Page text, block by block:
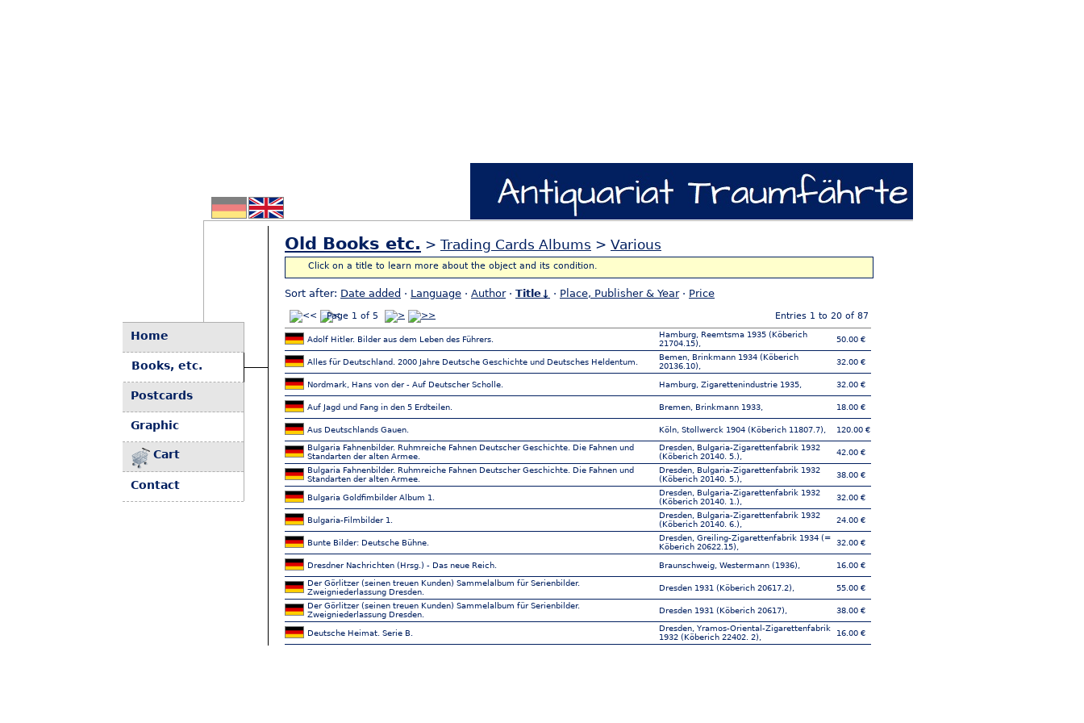
Home
Books, etc.
Postcards
Graphic
Cart
Contact
Old Books etc. > Trading Cards Albums > Various
Click on a title to learn more about the object and its condition.
Sort after: Date added · Language · Author· Title↓ · Place, Publisher & Year· Price
Page 1 of 5 Entries 1 to 20 of 87
Adolf Hitler. Bilder aus dem Leben des Führers.
Hamburg, Reemtsma 1935 (Köberich
21704.15),
50.00 €
Alles für Deutschland. 2000 Jahre Deutsche Geschichte und Deutsches Heldentum.
Bemen, Brinkmann 1934 (Köberich
20136.10),
32.00 €
Nordmark, Hans von der - Auf Deutscher Scholle. Hamburg, Zigarettenindustrie 1935, 32.00 €
Auf Jagd und Fang in den 5 Erdteilen. Bremen, Brinkmann 1933, 18.00 €
Aus Deutschlands Gauen. Köln, Stollwerck 1904 (Köberich 11807.7),
120.00 €
Bulgaria Fahnenbilder. Ruhmreiche Fahnen Deutscher Geschichte. Die Fahnen und
Standarten der alten Armee.
Dresden, Bulgaria-Zigarettenfabrik 1932
(Köberich 20140. 5.),
42.00 €
Bulgaria Fahnenbilder. Ruhmreiche Fahnen Deutscher Geschichte. Die Fahnen und
Standarten der alten Armee.
Dresden, Bulgaria-Zigarettenfabrik 1932
(Köberich 20140. 5.),
38.00 €
Bulgaria Goldfimbilder Album 1.
Dresden, Bulgaria-Zigarettenfabrik 1932
(Köberich 20140. 1.),
32.00 €
Bulgaria-Filmbilder 1.
Dresden, Bulgaria-Zigarettenfabrik 1932
(Köberich 20140. 6.),
24.00 €
Bunte Bilder: Deutsche Bühne.
Dresden, Greiling-Zigarettenfabrik 1934 (=
Köberich 20622.15),
32.00 €
Dresdner Nachrichten (Hrsg.) - Das neue Reich. Braunschweig, Westermann (1936),
16.00 €
Der Görlitzer (seinen treuen Kunden) Sammelalbum für Serienbilder.
Zweigniederlassung Dresden.
Dresden 1931 (Köberich 20617.2),
55.00 €
Der Görlitzer (seinen treuen Kunden) Sammelalbum für Serienbilder.
Zweigniederlassung Dresden.
Dresden 1931 (Köberich 20617), 38.00 €
Deutsche Heimat. Serie B.
Dresden, Yramos-Oriental-Zigarettenfabrik
1932 (Köberich 22402. 2),
16.00 €